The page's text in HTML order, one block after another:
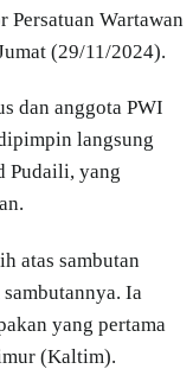
Persatuan Wartawan
(29/11/2024).
dan anggota PWI
langsung
Pudaili, yang
atas sambutan
Ia
yang pertama
(Kaltim).